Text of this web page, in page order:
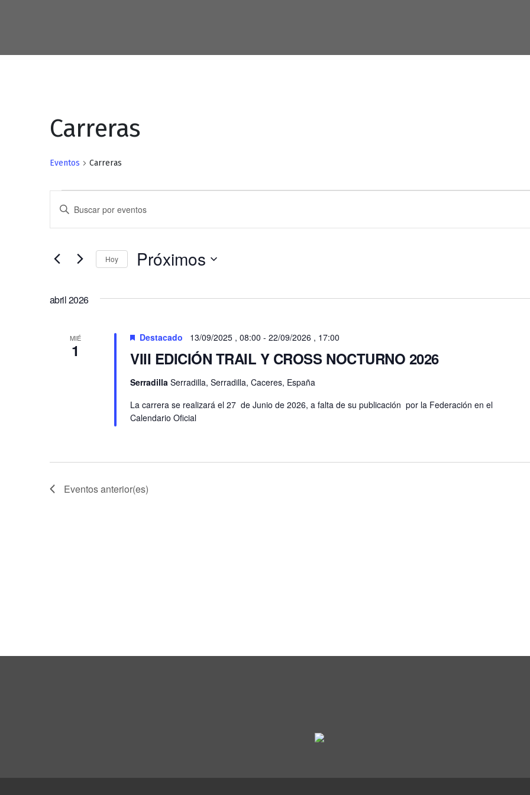
Carreras
Eventos Carreras
Eventos
Navegación
de
búsqueda
y
de
Eventos
Introduce
palabra
Busca
la
Hoy Próximos
fecha.
abril 2026
MIÉ
1 VIII EDICIÓN TRAIL Y CROSS NOCTURNO 2026
Destacado 13/09/2025 , 08:00 - 22/09/2026 , 17:00
Serradilla Serradilla, Serradilla, Caceres, España
La carrera se realizará el 27 de Junio de 2026, a falta de su publicación por la Federación en el
Calendario Oficial
Eventosanterior(es)